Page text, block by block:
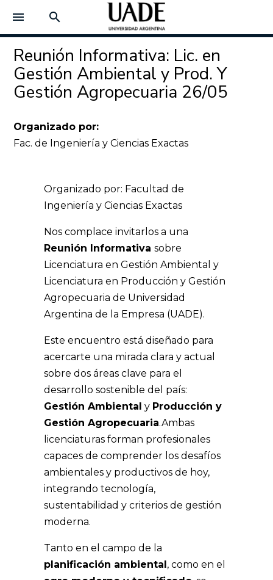
menu search
Reunión Informativa: Lic. en
Gestión Ambiental y Prod. Y
Gestión Agropecuaria 26/05
Organizado por:
Fac. de Ingeniería y Ciencias Exactas
Organizado por: Facultad de
Ingeniería y Ciencias Exactas
Nos complace invitarlos a una
Reunión Informativasobre
Licenciatura en Gestión Ambiental y
Licenciatura en Producción y Gestión
Agropecuaria de Universidad
Argentina de la Empresa (UADE).
Este encuentro está diseñado para
acercarte una mirada clara y actual
sobre dos áreas clave para el
desarrollo sostenible del país:
Gestión Ambiental y Producción y
Gestión Agropecuaria.Ambas
licenciaturas forman profesionales
capaces de comprender los desafíos
ambientales y productivos de hoy,
integrando tecnología,
sustentabilidad y criterios de gestión
moderna.
Tanto en el campo de la
planificación ambiental, como en el